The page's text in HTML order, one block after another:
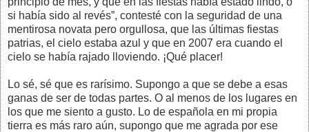
si había sido al revés”, contesté con la seguridad de una
mentirosa novata pero orgullosa, que las últimas fiestas
patrias, el cielo estaba azul y que en 2007 era cuando el
cielo se había rajado lloviendo. ¡Qué placer!
Lo sé, sé que es rarísimo. Supongo a que se debe a esas
ganas de ser de todas partes. O al menos de los lugares en
los que me siento a gusto. Lo de española en mi propia
tierra es más raro aún, supongo que me agrada por ese